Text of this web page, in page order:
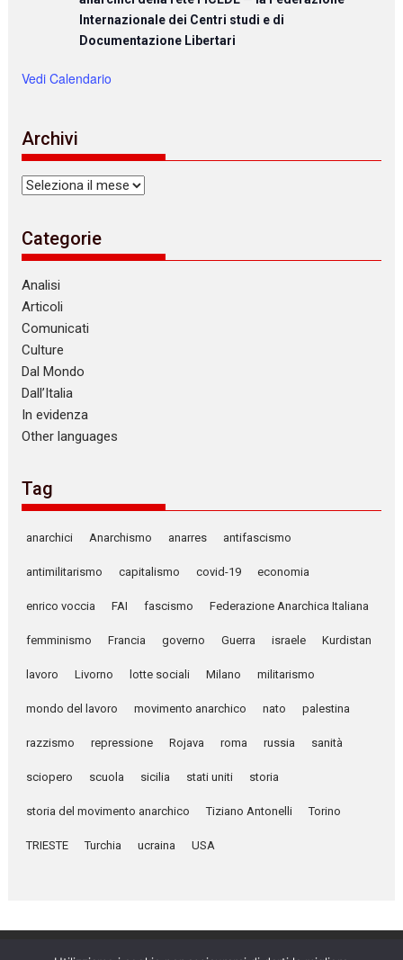
Internazionale dei Centri studi e di
Documentazione Libertari
Vedi Calendario
Archivi
Archivi
Categorie
Analisi
Articoli
Comunicati
Culture
Dal Mondo
Dall’Italia
In evidenza
Other languages
Tag
anarchici Anarchismo anarres antifascismo
antimilitarismo capitalismo covid-19 economia
enrico voccia FAI fascismo Federazione Anarchica Italiana
femminismo Francia governo Guerra israele Kurdistan
lavoro Livorno lotte sociali Milano militarismo
mondo del lavoro movimento anarchico nato palestina
razzismo repressione Rojava roma russia sanità
sciopero scuola sicilia stati uniti storia
storia del movimento anarchico Tiziano Antonelli Torino
TRIESTE Turchia ucraina USA